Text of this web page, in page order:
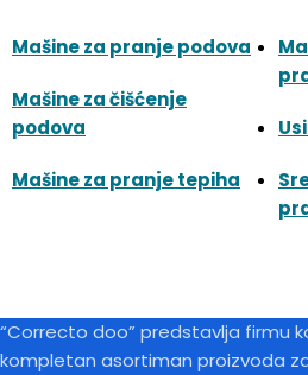
Mašine za pranje podova
Mašine za čišćenje
podova
Mašine za pranje tepiha
“Correcto doo” predstavlja firmu
kompletan asortiman proizvoda